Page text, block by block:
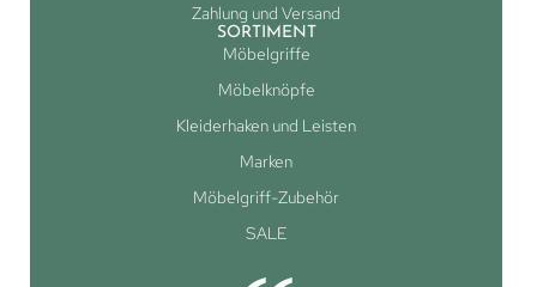
Zahlung und Versand
SORTIMENT
Möbelgriffe
Möbelknöpfe
Kleiderhaken und Leisten
Marken
Möbelgriff-Zubehör
SALE